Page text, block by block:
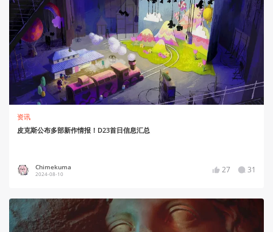
资讯
皮克斯公布多部新作情报！D23首日信息汇总
Chimekuma
2024-08-10 27 31